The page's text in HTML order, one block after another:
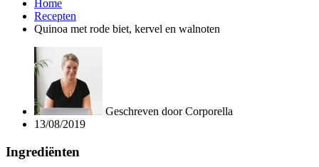
Home
Recepten
Quinoa met rode biet, kervel en walnoten
Geschreven doorCorporella
13/08/2019
Ingrediënten